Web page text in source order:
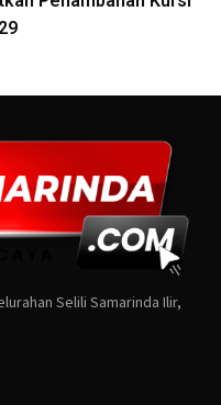
Selili Samarinda Ilir,